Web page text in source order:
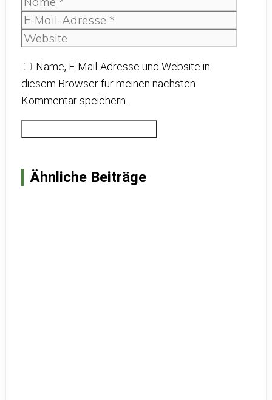
Name, E-Mail-Adresse und Website in
diesem Browser für meinen nächsten
Kommentar speichern.
Ähnliche Beiträge